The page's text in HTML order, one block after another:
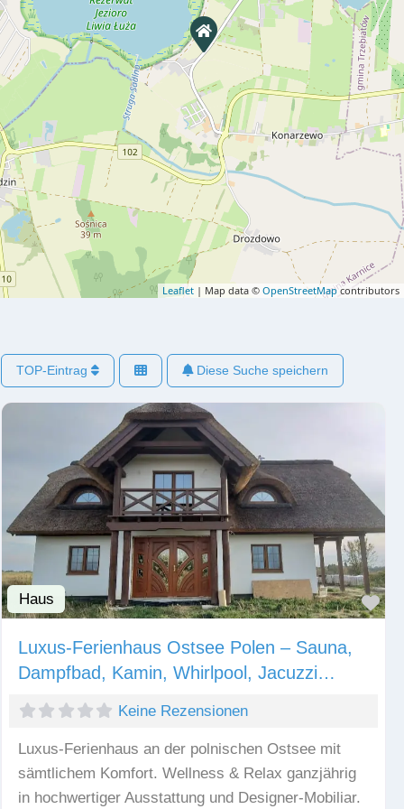
Leaflet | Map data © OpenStreetMapcontributors
TOP-Eintrag Diese Suche speichern
Haus
Luxus-Ferienhaus Ostsee Polen – Sauna,
Dampfbad, Kamin, Whirlpool, Jacuzzi…
Keine Rezensionen
Luxus-Ferienhaus an der polnischen Ostsee mit
sämtlichem Komfort. Wellness & Relax ganzjährig
in hochwertiger Ausstattung und Designer-Mobiliar.